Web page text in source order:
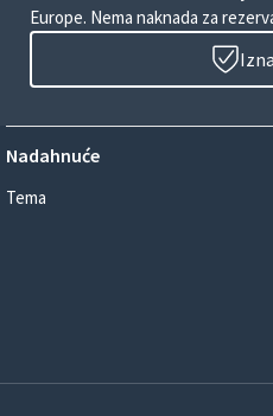
Europe. Nema naknada za
Nadahnuće
Tema